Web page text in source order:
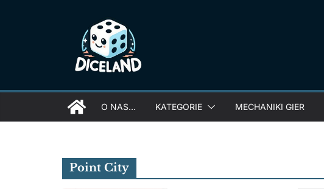
O NAS… KATEGORIE MECHANIKI GIER
Point City